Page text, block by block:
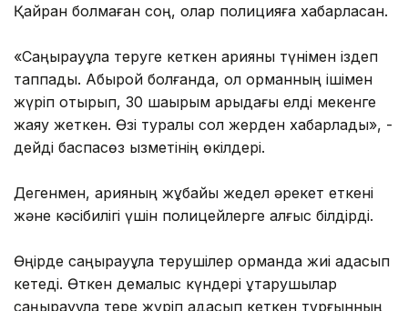
Қайран болмаған соң, олар полицияға хабарласқан.
«Саңырауқұлақ теруге кеткен қарияны түнімен іздеп
таппадық. Абырой болғанда, ол орманның ішімен
жүріп отырып, 30 шақырым арыдағы елді мекенге
жаяу жеткен. Өзі туралы сол жерден хабарлады», -
дейді баспасөз қызметінің өкілдері.
Дегенмен, қарияның жұбайы жедел әрекет еткені
және кәсібилігі үшін полицейлерге алғыс білдірді.
Өңірде саңырауқұлақ терушілер орманда жиі адасып
кетеді. Өткен демалыс күндері құтқарушылар
саңырауқұлақ тере жүріп адасып кеткен тұрғынның